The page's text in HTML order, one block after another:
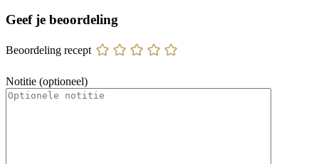
Geef je beoordeling
Beoordeling recept
Notitie (optioneel)